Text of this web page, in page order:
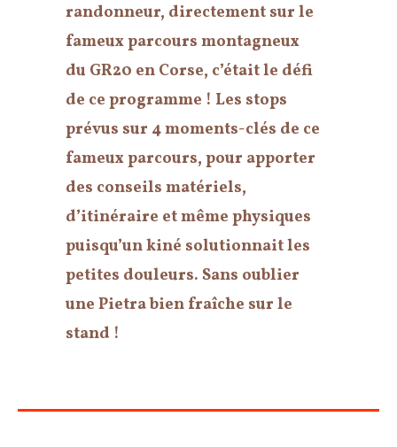
randonneur, directement sur le
fameux parcours montagneux
du GR20 en Corse, c’était le défi
de ce programme ! Les stops
prévus sur 4 moments-clés de ce
fameux parcours, pour apporter
des conseils matériels,
d’itinéraire et même physiques
puisqu’un kiné solutionnait les
petites douleurs. Sans oublier
une Pietra bien fraîche sur le
stand !